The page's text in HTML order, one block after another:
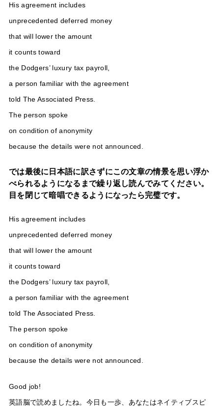
His agreement includes
unprecedented deferred money
that will lower the amount
it counts toward
the Dodgers’ luxury tax payroll,
a person familiar with the agreement
told The Associated Press.
The person spoke
on condition of anonymity
because the details were not announced.
では最後に日本語に訳さずにこの文章の情景を思い浮か
べられるようになるまで繰り返し読んでみてください。
目を閉じて暗唱できるようになったら完璧です。
His agreement includes
unprecedented deferred money
that will lower the amount
it counts toward
the Dodgers’ luxury tax payroll,
a person familiar with the agreement
told The Associated Press.
The person spoke
on condition of anonymity
because the details were not announced.
Good job!
英語脳で読めましたね。今日も一歩、あなたはネイティブスピ